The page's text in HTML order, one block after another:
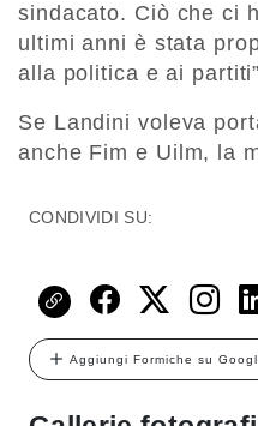
sindacato. Ciò che ci
ultimi anni è stata
alla politica e ai
Se Landini voleva
anche Fim e Uilm, la
CONDIVIDI SU:
Aggiungi Formiche su